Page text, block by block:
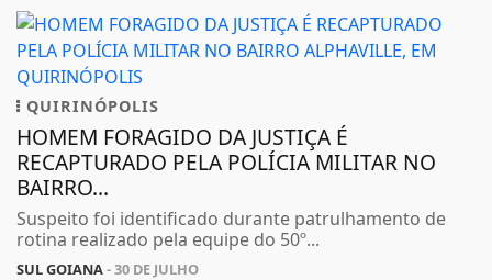
QUIRINÓPOLIS
HOMEM FORAGIDO DA JUSTIÇA É
RECAPTURADO PELA POLÍCIA MILITAR NO
BAIRRO...
Suspeito foi identificado durante patrulhamento de
rotina realizado pela equipe do 50º...
SUL GOIANA- 30 DE JULHO